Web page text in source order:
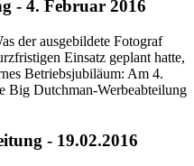
- 4. Februar 2016
der ausgebildete Fotograf
Einsatz geplant hatte,
Betriebsjubiläum: Am 4.
Big Dutchman-Werbeabteilung
- 19.02.2016